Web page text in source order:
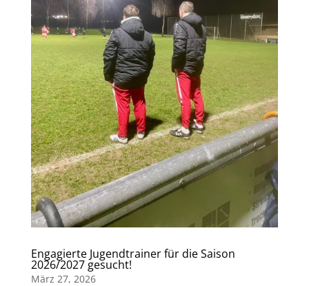
Engagierte Jugendtrainer für die Saison
2026/2027 gesucht!
März 27, 2026